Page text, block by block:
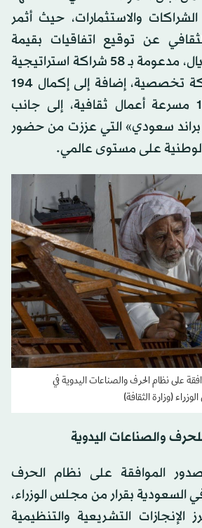
والاستثمارات، حيث أثمر
عن توقيع اتفاقيات بقيمة
تجاوزت 4 مليارات ريال، مدعومة بـ 58 شراكة استراتيجية
وأكثر من 128 شراكة تخصصية، إضافة إلى إكمال 194
مشروعاً وإطلاق 12 مسرعة أعمال ثقافية، إلى جانب
مبادرات مثل «100 براند سعودي» التي عززت من حضور
الوطنية على مستوى عالمي.
الموافقة على نظام الحرف والصناعات اليدوية في
(وزارة الثقافة)
والصناعات اليدوية
شهد عام 2025 صدور الموافقة على نظام الحرف
السعودية بقرار من مجلس الوزراء،
الإنجازات التشريعية والتنظيمية